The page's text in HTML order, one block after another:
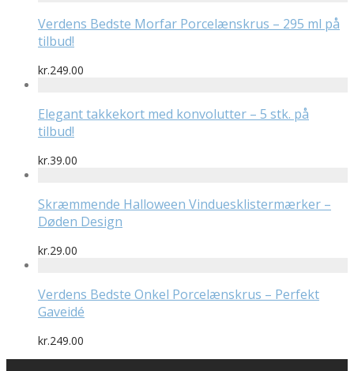
Verdens Bedste Morfar Porcelænskrus – 295 ml på
tilbud!
kr.249.00
Elegant takkekort med konvolutter – 5 stk. på
tilbud!
kr.39.00
Skræmmende Halloween Vinduesklistermærker –
Døden Design
kr.29.00
Verdens Bedste Onkel Porcelænskrus – Perfekt
Gaveidé
kr.249.00